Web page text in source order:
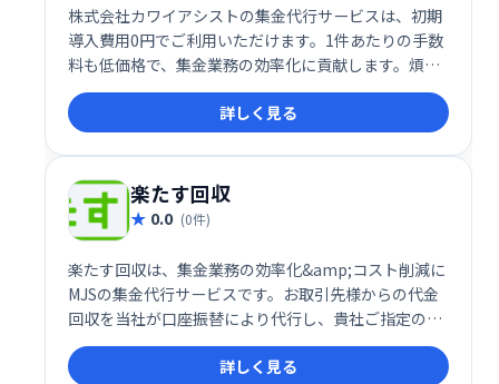
株式会社カワイアシストの集金代行サービスは、初期
導入費用0円でご利用いただけます。1件あたりの手数
料も低価格で、集金業務の効率化に貢献します。煩雑
な集金業務をアウトソーシングし、業務改善を実現し
ましょう。
詳しく見る
楽たす回収
0.0 (0件)
楽たす回収は、集金業務の効率化&amp;コスト削減に
MJSの集金代行サービスです。お取引先様からの代金
回収を当社が口座振替により代行し、貴社ご指定の口
座に入金するMJSの集金代行サービスです。
詳しく見る